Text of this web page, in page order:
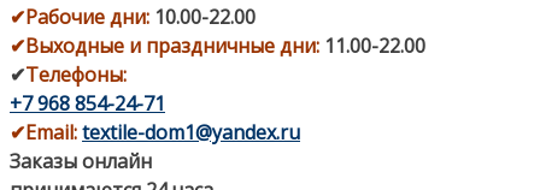
✔Рабочие дни: 10.00-22.00
✔Выходные и праздничные дни: 11.00-22.00
✔Телефоны:
+7 968 854-24-71
✔Email:textile-dom1@yandex.ru
Заказы онлайн